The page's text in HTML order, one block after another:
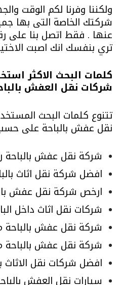
ولكننا وفرنا لكم الوقت
شركتك الخاصة التى بها
عنها . فقط اتصل بنا على
تري بنفسك انك اصبت
كلمات البحث الاكثر
شركات نقل العفش
تتنوع كلمات البحث
نقل عفش بالباحة على حسب
شركة نقل عفش بالباحة
افضل شركة نقل اثاث
ارخص شركة نقل عفش
شركات نقل اثاث داخل
شركة نقل عفش بالباحة
شركة نقل عفش بالباحة
افضل شركات نقل الاثاث
سيارات نقل العفش